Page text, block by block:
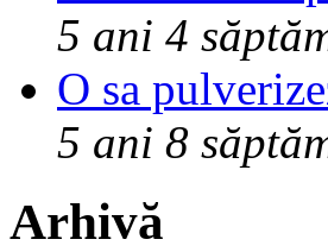
5 ani 4
O sa
5 ani 8
Arhivă